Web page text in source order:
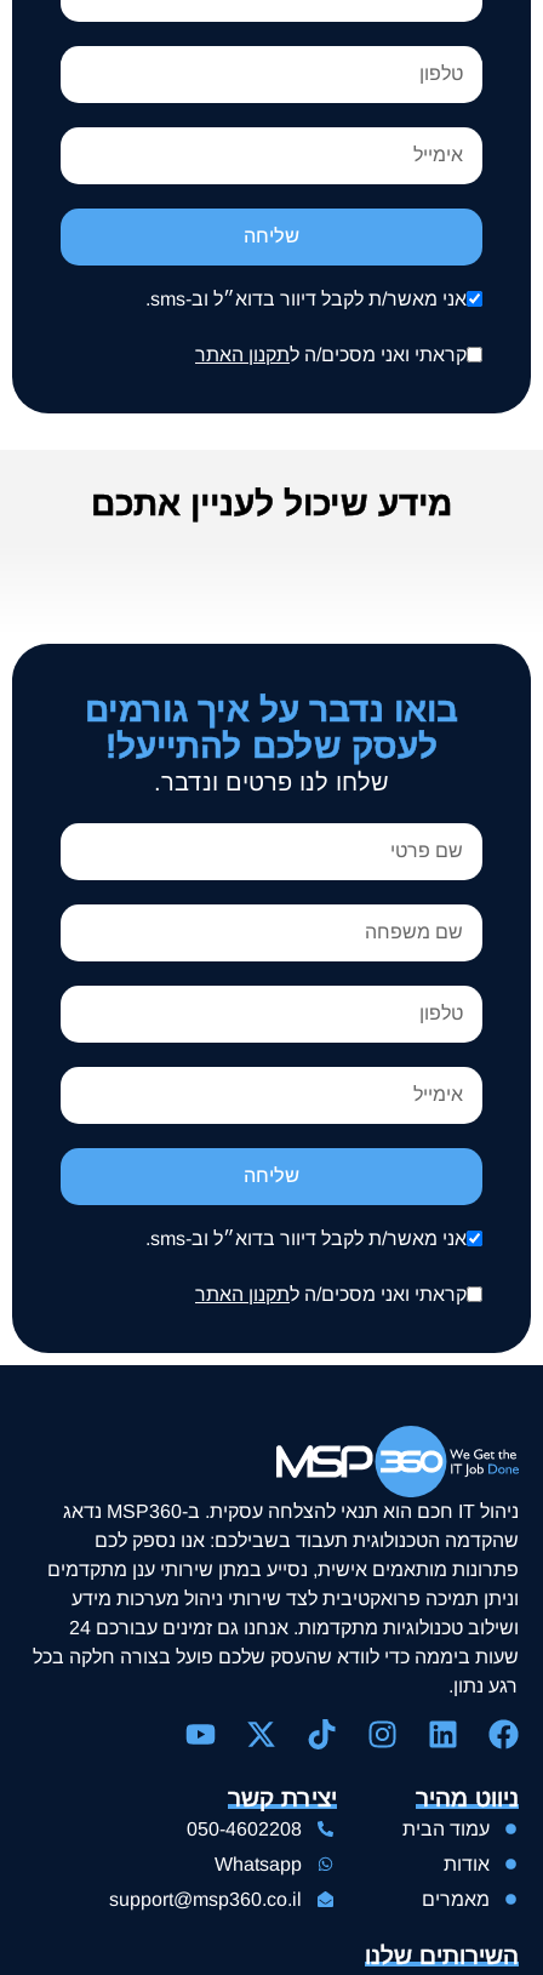
אני מאשר/ת לקבל דיוור בדוא״ל וב-sms.
קראתי ואני מסכים/ה ל תקנון האתר
שליחה
מידע שיכול לעניין אתכם
בואו נדבר על איך גורמים
לעסק שלכם להתייעל!
שלחו לנו פרטים ונדבר.
אני מאשר/ת לקבל דיוור בדוא״ל וב-sms.
קראתי ואני מסכים/ה ל תקנון האתר
שליחה
ניהול IT חכם הוא תנאי להצלחה עסקית. ב-MSP360 נדאג
שהקדמה הטכנולוגית תעבוד בשבילכם: אנו נספק לכם
פתרונות מותאמים אישית, נסייע במתן שירותי ענן מתקדמים
וניתן תמיכה פרואקטיבית לצד שירותי ניהול מערכות מידע
ושילוב טכנולוגיות מתקדמות. אנחנו גם זמינים עבורכם 24
שעות ביממה כדי לוודא שהעסק שלכם פועל בצורה חלקה בכל
רגע נתון.
ניווט מהיר
עמוד הבית
אודות
מאמרים
השירותים שלנו
יצירת קשר
050-4602208
Whatsapp
support@msp360.co.il